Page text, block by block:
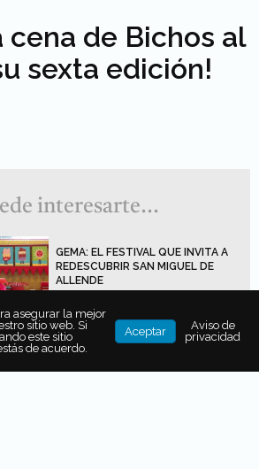
cena de Bichos al
sexta edición!
interesarte...
GEMA: EL FESTIVAL QUE INVITA A
REDESCUBRIR SAN MIGUEL DE
ALLENDE
8 TÉRMINOS QUE TODO
CONOCER
asegurar la mejor
sitio web. Si
este sitio
de acuerdo.
Aceptar
Aviso de
privacidad